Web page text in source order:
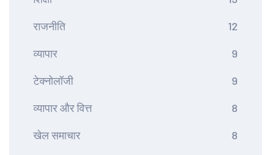
राजनीति 12
व्यापार 9
टेक्नोलॉजी 9
व्यापार और वित्त 8
खेल समाचार 8